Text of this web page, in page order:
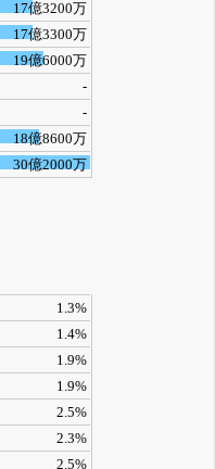
17億3200万
17億3300万
19億6000万
-
-
18億8600万
30億2000万
1.3%
1.4%
1.9%
1.9%
2.5%
2.3%
2.5%